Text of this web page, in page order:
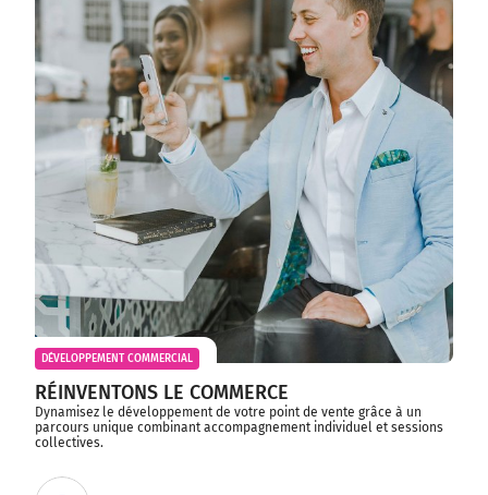
DÉVELOPPEMENT COMMERCIAL
RÉINVENTONS LE COMMERCE
Dynamisez le développement de votre point de vente grâce à un
parcours unique combinant accompagnement individuel et sessions
collectives.